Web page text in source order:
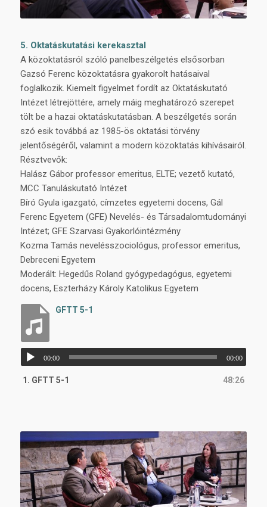
5. Oktatáskutatási kerekasztal
A közoktatásról szóló panelbeszélgetés elsősorban
Gazsó Ferenc közoktatásra gyakorolt hatásaival
foglalkozik. Kiemelt figyelmet fordít az Oktatáskutató
Intézet létrejöttére, amely máig meghatározó szerepet
tölt be a hazai oktatáskutatásban. A beszélgetés során
szó esik továbbá az 1985-ös oktatási törvény
jelentőségéről, valamint a modern közoktatás kihívásairól.
Résztvevők:
Halász Gábor professor emeritus, ELTE; vezető kutató,
MCC Tanuláskutató Intézet
Bíró Gyula igazgató, címzetes egyetemi docens, Gál
Ferenc Egyetem (GFE) Nevelés- és Társadalomtudományi
Intézet; GFE Szarvasi Gyakorlóintézmény
Kozma Tamás nevelésszociológus, professor emeritus,
Debreceni Egyetem
Moderált: Hegedűs Roland gyógypedagógus, egyetemi
docens, Eszterházy Károly Katolikus Egyetem
GFTT 5-1
Audió
lejátszó
00:00 00:00
1. GFTT 5-1 48:26